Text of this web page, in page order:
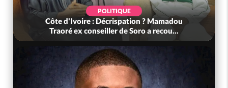
SOCIÉTÉ
Côte d'Ivoire : Fin du rachat des 100
tonnes de cacao, le SYNARFA-CI